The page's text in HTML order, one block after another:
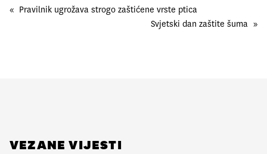
« Pravilnik ugrožava strogo zaštićene vrste ptica
Svjetski dan zaštite šuma »
VEZANE VIJESTI